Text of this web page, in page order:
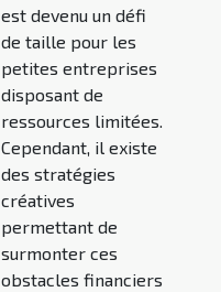
est devenu un défi
de taille pour les
petites entreprises
disposant de
ressources limitées.
Cependant, il existe
des stratégies
créatives
permettant de
surmonter ces
obstacles financiers